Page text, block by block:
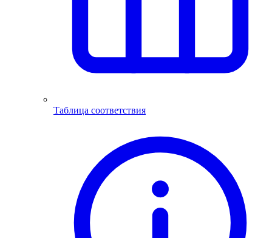
Таблица соответствия